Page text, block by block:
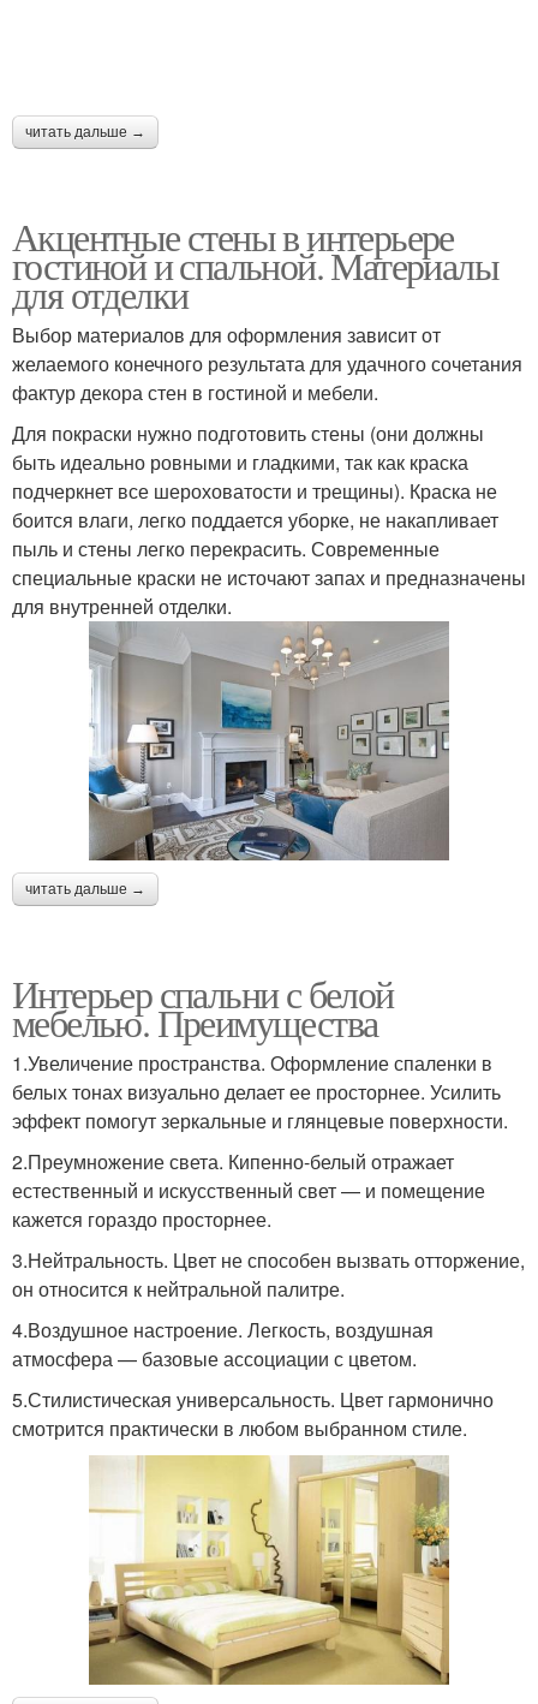
читать дальше →
Акцентные стены в интерьере
гостиной и спальной. Материалы
для отделки
Выбор материалов для оформления зависит от
желаемого конечного результата для удачного сочетания
фактур декора стен в гостиной и мебели.
Для покраски нужно подготовить стены (они должны
быть идеально ровными и гладкими, так как краска
подчеркнет все шероховатости и трещины). Краска не
боится влаги, легко поддается уборке, не накапливает
пыль и стены легко перекрасить. Современные
специальные краски не источают запах и предназначены
для внутренней отделки.
читать дальше →
Интерьер спальни с белой
мебелью. Преимущества
1.Увеличение пространства. Оформление спаленки в
белых тонах визуально делает ее просторнее. Усилить
эффект помогут зеркальные и глянцевые поверхности.
2.Преумножение света. Кипенно-белый отражает
естественный и искусственный свет — и помещение
кажется гораздо просторнее.
3.Нейтральность. Цвет не способен вызвать отторжение,
он относится к нейтральной палитре.
4.Воздушное настроение. Легкость, воздушная
атмосфера — базовые ассоциации с цветом.
5.Стилистическая универсальность. Цвет гармонично
смотрится практически в любом выбранном стиле.